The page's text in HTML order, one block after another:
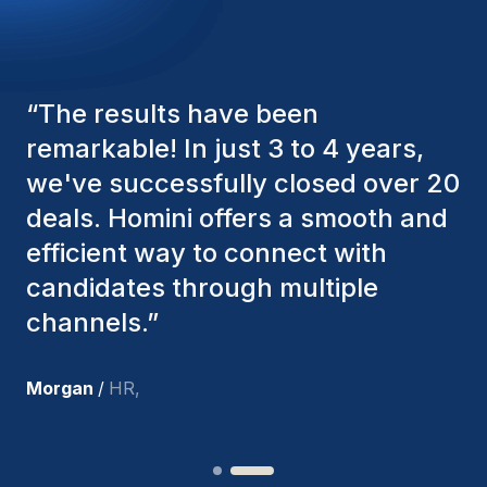
“The Homini consultants have
consistently considered various
factors to ensure they present the
best candidates. The individuals
we've hired are still with us, and
I’m truly pleased with the new
team members.
Joakin / Deputy-AMLCO